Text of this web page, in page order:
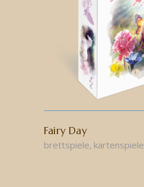
Fairy Day
brettspiele kartenspiele